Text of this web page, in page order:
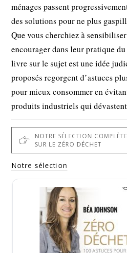
ménages passent
des solutions pour ne plus
Que vous cherchiez à
encourager dans leur pratique
livre sur le sujet est une idée
proposés regorgent d’astuces
pour mieux consommer en
produits industriels qui
NOTRE SÉLECTION
SUR LE ZÉRO DÉCHET
Notre sélection